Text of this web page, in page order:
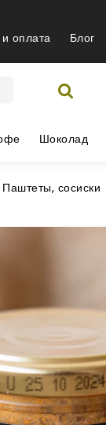
оплата Блог
Шоколад
Паштеты, сосиски